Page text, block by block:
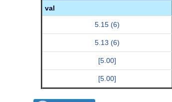
val
5.15 (6)
5.13 (6)
[5.00]
[5.00]